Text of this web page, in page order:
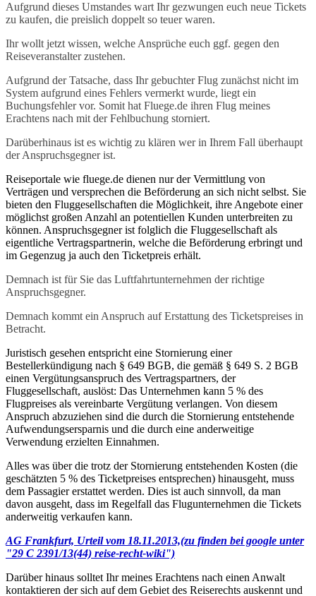
Aufgrund dieses Umstandes wart Ihr gezwungen euch neue Tickets
zu kaufen, die preislich doppelt so teuer waren.
Ihr wollt jetzt wissen, welche Ansprüche euch ggf. gegen den
Reiseveranstalter zustehen.
Aufgrund der Tatsache, dass Ihr gebuchter Flug zunächst nicht im
System aufgrund eines Fehlers vermerkt wurde, liegt ein
Buchungsfehler vor. Somit hat Fluege.de ihren Flug meines
Erachtens nach mit der Fehlbuchung storniert.
Darüberhinaus ist es wichtig zu klären wer in Ihrem Fall überhaupt
der Anspruchsgegner ist.
Reiseportale wie fluege.de dienen nur der Vermittlung von
Verträgen und versprechen die Beförderung an sich nicht selbst. Sie
bieten den Fluggesellschaften die Möglichkeit, ihre Angebote einer
möglichst großen Anzahl an potentiellen Kunden unterbreiten zu
können. Anspruchsgegner ist folglich die Fluggesellschaft als
eigentliche Vertragspartnerin, welche die Beförderung erbringt und
im Gegenzug ja auch den Ticketpreis erhält.
Demnach ist für Sie das Luftfahrtunternehmen der richtige
Anspruchsgegner.
Demnach kommt ein Anspruch auf Erstattung des Ticketspreises in
Betracht.
Juristisch gesehen entspricht eine Stornierung einer
Bestellerkündigung nach § 649 BGB, die gemäß § 649 S. 2 BGB
einen Vergütungsanspruch des Vertragspartners, der
Fluggesellschaft, auslöst: Das Unternehmen kann 5 % des
Flugpreises als vereinbarte Vergütung verlangen. Von diesem
Anspruch abzuziehen sind die durch die Stornierung entstehende
Aufwendungsersparnis und die durch eine anderweitige
Verwendung erzielten Einnahmen.
Alles was über die trotz der Stornierung entstehenden Kosten (die
geschätzten 5 % des Ticketpreises entsprechen) hinausgeht, muss
dem Passagier erstattet werden. Dies ist auch sinnvoll, da man
davon ausgeht, dass im Regelfall das Flugunternehmen die Tickets
anderweitig verkaufen kann.
AG Frankfurt, Urteil vom 18.11.2013,(zu finden bei google unter
"29 C 2391/13(44) reise-recht-wiki")
Darüber hinaus solltet Ihr meines Erachtens nach einen Anwalt
kontaktieren der sich auf dem Gebiet des Reiserechts auskennt und